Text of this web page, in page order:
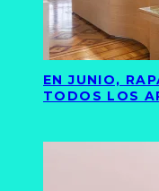
EN JUNIO,
TODOS LOS